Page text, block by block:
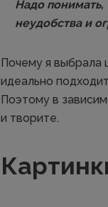
Надо понимать,
неудобства и
Почему я выбрала
идеально
Поэтому в
и творите.